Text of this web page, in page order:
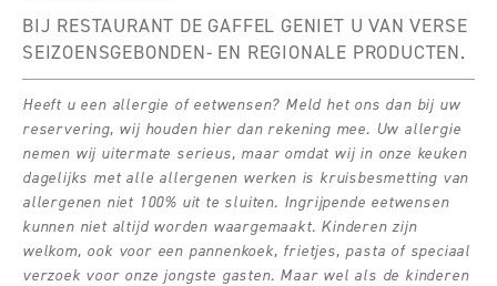
BIJ RESTAURANT DE GAFFEL GENIET U VAN VERSE
SEIZOENSGEBONDEN- EN REGIONALE PRODUCTEN.
Heeft u een allergie of eetwensen? Meld het ons dan bij uw
reservering, wij houden hier dan rekening mee. Uw allergie
nemen wij uitermate serieus, maar omdat wij in onze keuken
dagelijks met alle allergenen werken is kruisbesmetting van
allergenen niet 100% uit te sluiten. Ingrijpende eetwensen
kunnen niet altijd worden waargemaakt. Kinderen zijn
welkom, ook voor een pannenkoek, frietjes, pasta of speciaal
verzoek voor onze jongste gasten. Maar wel als de kinderen